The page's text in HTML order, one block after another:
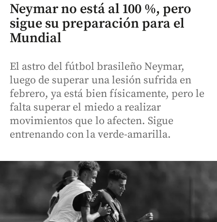
Neymar no está al 100 %, pero
sigue su preparación para el
Mundial
El astro del fútbol brasileño Neymar,
luego de superar una lesión sufrida en
febrero, ya está bien físicamente, pero le
falta superar el miedo a realizar
movimientos que lo afecten. Sigue
entrenando con la verde-amarilla.